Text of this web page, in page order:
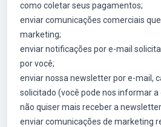
como coletar seus pagamentos;
enviar comunicações comerciais
marketing;
enviar notificações por e-mail
por você;
enviar nossa newsletter por e-mail,
solicitado (você pode nos informar
não quiser mais receber a
enviar comunicações de marketing